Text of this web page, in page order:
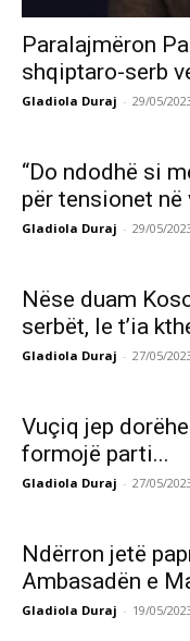
Paralajmëron
shqiptaro-serb
Gladiola Duraj - 29/05/
“Do ndodhë si
për tensionet në
Gladiola Duraj - 29/05/
Nëse duam
serbët, le t’ia
Gladiola Duraj - 27/05/
Vuçiq jep
formojë parti...
Gladiola Duraj - 27/05/
Ndërron jetë
Ambasadën e
Gladiola Duraj - 19/05/